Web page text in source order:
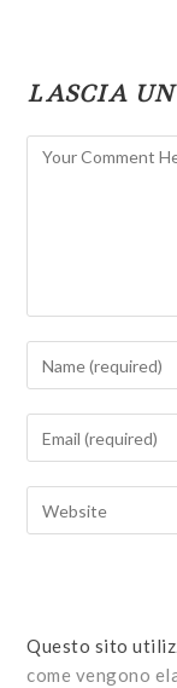
LASCIA
Questo sito
come vengono